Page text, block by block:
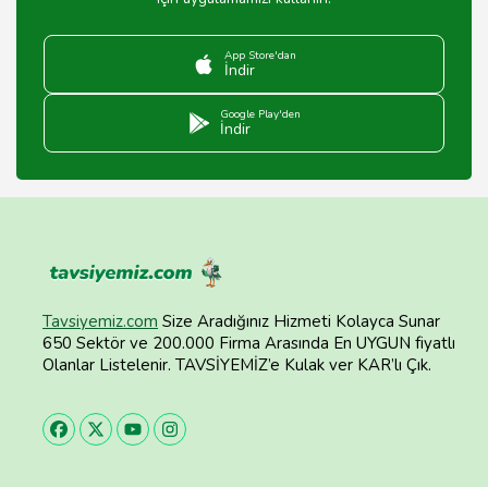
App Store'dan
İndir
Google Play'den
İndir
Tavsiyemiz.com Size Aradığınız Hizmeti Kolayca Sunar
650 Sektör ve 200.000 Firma Arasında En UYGUN fiyatlı
Olanlar Listelenir. TAVSİYEMİZ’e Kulak ver KAR’lı Çık.